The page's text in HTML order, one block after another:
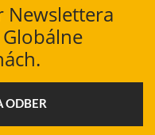
Newslettera
Globálne
ODBER